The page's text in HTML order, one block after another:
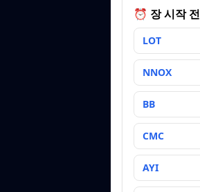
⏰ 장 시작 전
LOT
NNOX
BB
CMC
AYI